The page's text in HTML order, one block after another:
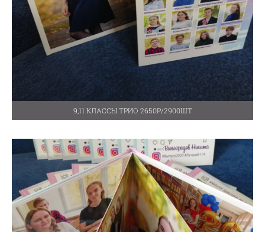
9,11 КЛАССЫ ТРИО 2650Р/2900ШТ